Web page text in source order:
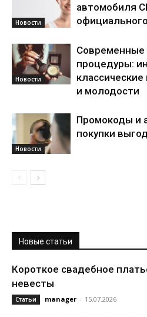
Новости
автомобиля
Новости
Современные
процедуры:
и молодости
Новости
Промокоды и
покупки
Новые статьи
Короткое свадебное
невесты
Статьи manager - 15.07.2026